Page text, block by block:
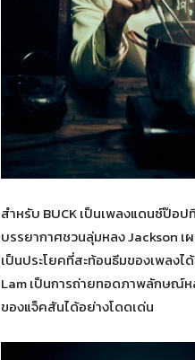
สำหรับ BUCK เป็นเพลงแดนซ์ป๊อป
บรรยากาศชวนลุ่มหลง Jackson
เป็นประโยคที่สะท้อนธีมของเพลง
Lam เป็นการถ่ายทอดภาพลักษณ์ห
ของแจ็คสันได้อย่างโดดเด่น